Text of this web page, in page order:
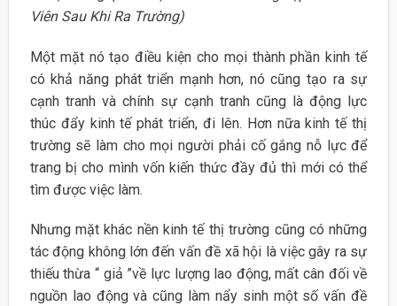
Viên Sau Khi Ra Trường)
Một mặt nó tạo điều kiện cho mọi thành phần kinh tế
có khả năng phát triển mạnh hơn, nó cũng tạo ra sự
cạnh tranh và chính sự cạnh tranh cũng là động lực
thúc đẩy kinh tế phát triển, đi lên. Hơn nữa kinh tế thị
trường sẽ làm cho mọi người phải cố gắng nỗ lực để
trang bị cho mình vốn kiến thức đầy đủ thì mới có thể
tìm được việc làm.
Nhưng mặt khác nền kinh tế thị trường cũng có những
tác động không lớn đến vấn đề xã hội là việc gây ra sự
thiếu thừa “ giả ”về lực lượng lao động, mất cân đối về
nguồn lao động và cũng làm nẩy sinh một số vấn đề